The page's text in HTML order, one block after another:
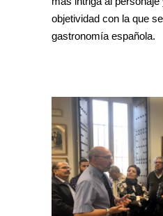
objetividad con la que
gastronomía española.